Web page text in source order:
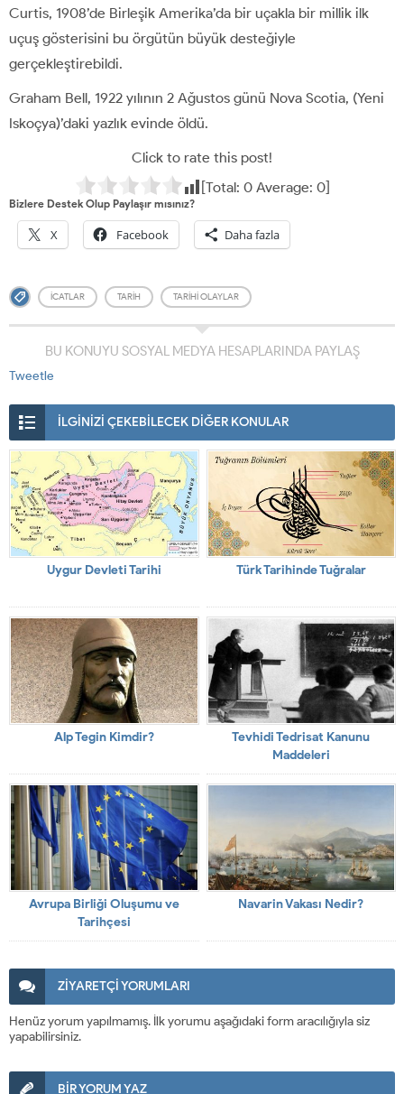
Curtis, 1908’de Birleşik Amerika’da bir uçakla bir millik ilk
uçuş gösterisini bu örgütün büyük desteğiyle
gerçekleştirebildi.
Graham Bell, 1922 yılının 2 Ağustos günü Nova Scotia, (Yeni
Iskoçya)’daki yazlık evinde öldü.
Click to rate this post!
[Total: 0Average: 0]
Bizlere Destek Olup Paylaşır mısınız?
X Facebook Daha fazla
ICATLAR TARIH TARIHI OLAYLAR
BU KONUYU SOSYAL MEDYA HESAPLARINDA PAYLAŞ
Tweetle
İLGİNİZİ ÇEKEBİLECEK DİĞER KONULAR
Uygur Devleti Tarihi Türk Tarihinde Tuğralar
Alp Tegin Kimdir?
Tevhidi Tedrisat Kanunu
Maddeleri
Avrupa Birliği Oluşumu ve
Tarihçesi
Navarin Vakası Nedir?
ZİYARETÇİ YORUMLARI
Henüz yorum yapılmamış. İlk yorumu aşağıdaki form aracılığıyla siz
yapabilirsiniz.
BİR YORUM YAZ